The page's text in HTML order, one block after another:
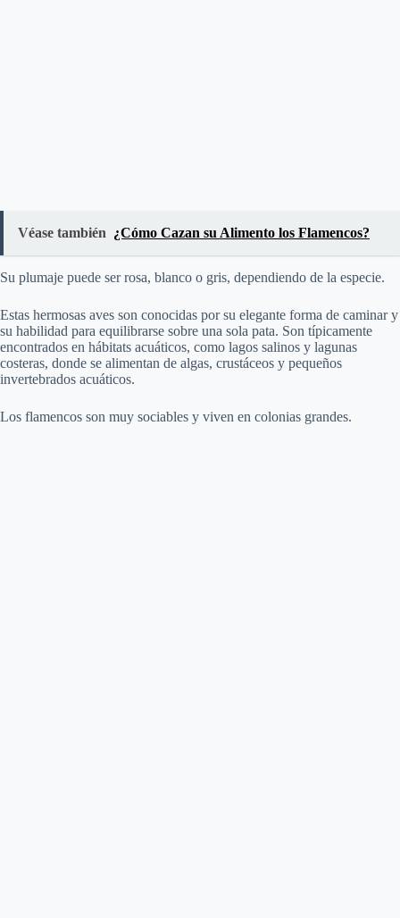
Véase también ¿Cómo Cazan su Alimento los Flamencos?
Su plumaje puede ser rosa, blanco o gris, dependiendo de la especie.
Estas hermosas aves son conocidas por su elegante forma de caminar y
su habilidad para equilibrarse sobre una sola pata. Son típicamente
encontrados en hábitats acuáticos, como lagos salinos y lagunas
costeras, donde se alimentan de algas, crustáceos y pequeños
invertebrados acuáticos.
Los flamencos son muy sociables y viven en colonias grandes.